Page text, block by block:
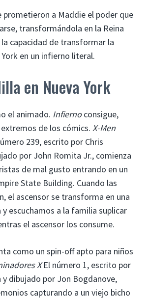
prometieron a Maddie el poder que
transformándola en la Reina
capacidad de transformar la
en un infierno literal.
en Nueva York
el animado. Infiernoconsigue,
de los cómics. X-Men
239, escrito por Chris
por John Romita Jr., comienza
de mal gusto entrando en un
State Building. Cuando las
el ascensor se transforma en una
escuchamos a la familia suplicar
el ascensor los consume.
como un spin-off apto para niños
XEl número 1, escrito por
y dibujado por Jon Bogdanove,
capturando a un viejo bicho